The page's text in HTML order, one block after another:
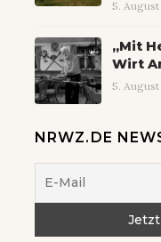
5.
„Mit
Wirt
5.
NRWZ.DE